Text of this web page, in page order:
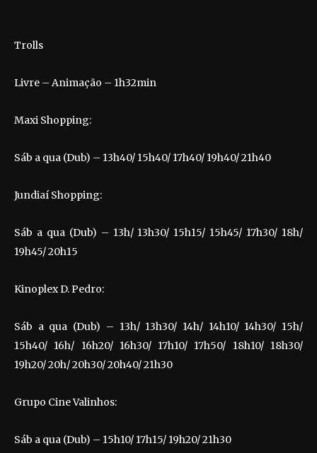
Trolls
Livre – Animação – 1h32min
Maxi Shopping:
Sáb a qua (Dub) – 13h40/ 15h40/ 17h40/ 19h40/ 21h40
Jundiaí Shopping:
Sáb a qua (Dub) – 13h/ 13h30/ 15h15/ 15h45/ 17h30/ 18h/
19h45/ 20h15
Kinoplex D. Pedro:
Sáb a qua (Dub) – 13h/ 13h30/ 14h/ 14h10/ 14h30/ 15h/
15h40/ 16h/ 16h20/ 16h30/ 17h10/ 17h50/ 18h10/ 18h30/
19h20/ 20h/ 20h30/ 20h40/ 21h30
Grupo Cine Valinhos:
Sáb a qua (Dub) – 15h10/ 17h15/ 19h20/ 21h30